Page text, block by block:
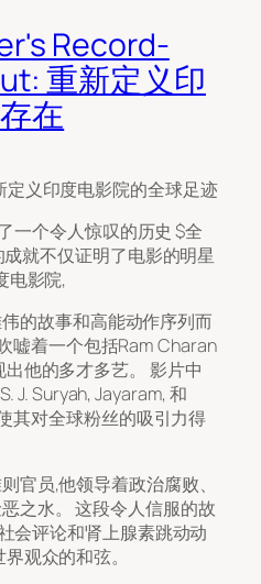
Record-
重新定义印
在
义印度电影院的全球足迹
一个令人惊叹的历史 $全
就不仅证明了电影的明星
电影院,
的故事和高能动作序列而
嘘着一个包括Ram Charan
他的多才多艺。 影片中
J. Suryah, Jayaram, 和
其对全球粉丝的吸引力得
官员,他领导着政治腐败、
之水。 这段令人信服的故
会评论和肾上腺素跳动动
观众的和弦。